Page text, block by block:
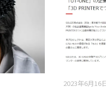
2023年6月16